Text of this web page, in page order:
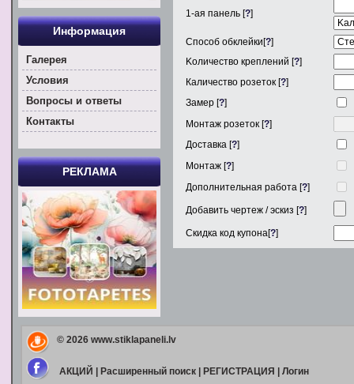
1-ая панель [?]
Способ обклейки[?]
Kоличество креплений [?]
Каличество розеток [?]
Замер [?]
Монтаж розеток [?]
Доставка [?]
Монтаж [?]
Дополнительная работа [?]
Добавить чертеж / эскиз [?]
Скидка код купона[?]
Информация
Галерея
Условия
Вoпросы и ответы
Контакты
РЕКЛАМА
© 2026 www.stiklapaneli.lv
АКЦИЙ Расширенный поиск| РЕГИСТРАЦИЯ Логин